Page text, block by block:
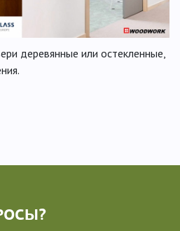
деревянные или остекленные,